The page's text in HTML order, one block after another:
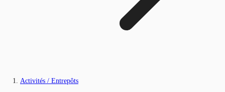
Activités / Entrepôts